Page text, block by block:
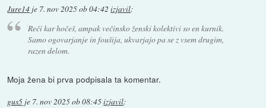
Jure14 je 7. nov 2025 ob 04:42 izjavil:
Reči kar hočeš, ampak večinsko ženski kolektivi so en kurnik.
Samo ogovarjanje in foušija, ukvarjajo pa se z vsem drugim,
razen delom.
Moja žena bi prva podpisala ta komentar.
gus5 je 7. nov 2025 ob 08:45izjavil: